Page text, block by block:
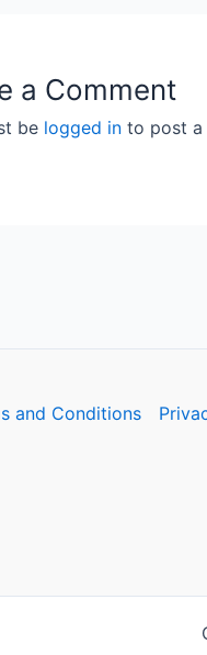
a Comment
be logged in to post a
and Conditions